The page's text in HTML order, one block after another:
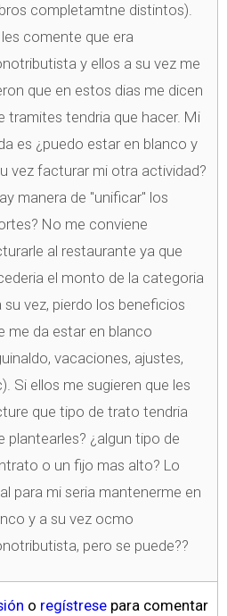
completamtne distintos).
comente que era
y ellos a su vez me
que en estos dias me dicen
tramites tendria que hacer. Mi
es ¿puedo estar en blanco y
vez facturar mi otra actividad?
manera de "unificar" los
No me conviene
al restaurante ya que
el monto de la categoria
su vez, pierdo los beneficios
me da estar en blanco
vacaciones, ajustes,
Si ellos me sugieren que les
que tipo de trato tendria
plantearles? ¿algun tipo de
o un fijo mas alto? Lo
para mi seria mantenerme en
y a su vez ocmo
pero se puede??
o regístrese para comentar